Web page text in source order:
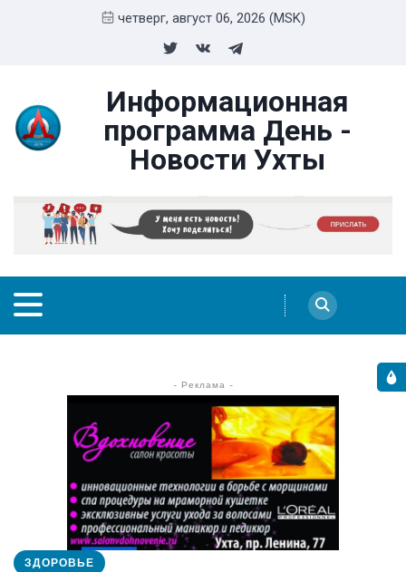
четверг, август 06, 2026 (MSK)
Информационная
программа День -
Новости Ухты
- Реклама -
ЗДОРОВЬЕ